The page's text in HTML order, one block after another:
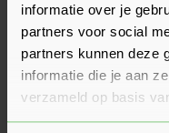
informatie over je
partners voor social
partners kunnen deze
informatie die je aan
verzameld op basis